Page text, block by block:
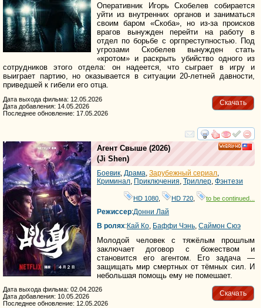
Оперативник Игорь Скобелев собирается
уйти из внутренних органов и заниматься
своим баром «Скоба», но из-за происков
врагов вынужден перейти на работу в
отдел по борьбе с оргпреступностью. Под
угрозами Скобелев вынужден стать
«кротом» и раскрыть убийство одного из
сотрудников этого отдела: он надеется, что сыграет в игру и
выиграет партию, но оказывается в ситуации 20-летней давности,
приведшей к гибели его отца.
Скачать
Дата выхода фильма: 12.05.2026
Дата добавления: 14.05.2026
Последнее обновление: 17.05.2026
смотреть
Агент Свыше (2026)
(Ji Shen)
Боевик Драма Зарубежный сериал
Криминал Приключения Триллер Фэнтези
HD 1080 HD 720 to be continued...
Режиссер:Донни Лай
В ролях:Кай Ко Баффи Чэнь Саймон Сюэ
Молодой человек с тяжёлым прошлым
заключает договор с божеством и
становится его агентом. Его задача —
защищать мир смертных от тёмных сил. И
небольшая помощь ему не помешает.
Скачать
Дата выхода фильма: 02.04.2026
Дата добавления: 10.05.2026
Последнее обновление: 12.05.2026